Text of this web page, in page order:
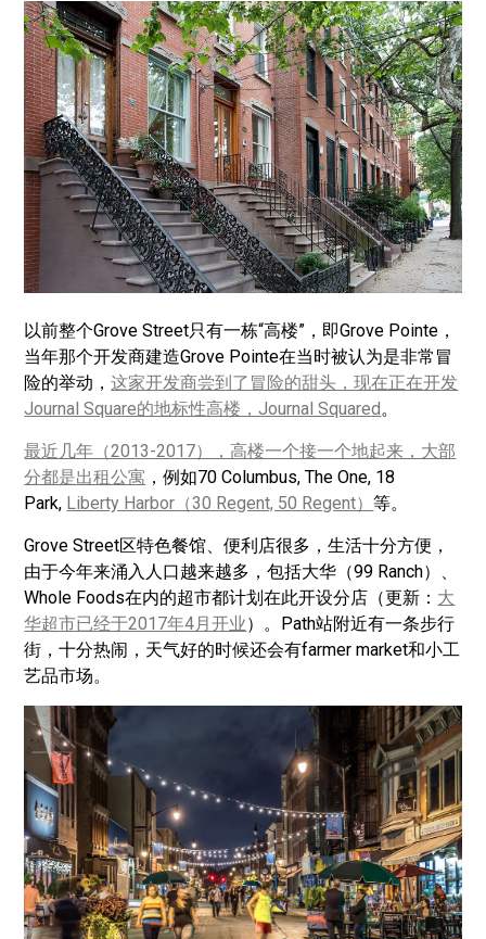
以前整个Grove Street只有一栋“高楼”，即Grove Pointe，
当年那个开发商建造Grove Pointe在当时被认为是非常冒
险的举动，这家开发商尝到了冒险的甜头，现在正在开发
Journal Square的地标性高楼，Journal Squared。
最近几年（2013-2017），高楼一个接一个地起来，大部
分都是出租公寓 ，例如70 Columbus, The One, 18
Park, Liberty Harbor（30 Regent, 50 Regent）等。
Grove Street区特色餐馆、便利店很多，生活十分方便，
由于今年来涌入人口越来越多，包括大华（99 Ranch）、
Whole Foods在内的超市都计划在此开设分店（更新： 大
华超市已经于2017年4月开业）。Path站附近有一条步行
街，十分热闹，天气好的时候还会有farmer market和小工
艺品市场。